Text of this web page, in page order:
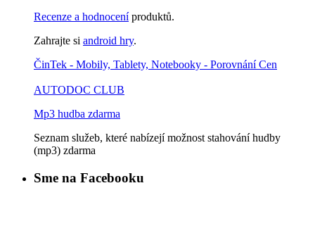
Recenze a hodnoceníproduktů.
Zahrajte si android hry.
ČinTek - Mobily, Tablety, Notebooky - Porovnání Cen
AUTODOC CLUB
Mp3 hudba zdarma
Seznam služeb, které nabízejí možnost stahování hudby
(mp3) zdarma
Sme na Facebooku